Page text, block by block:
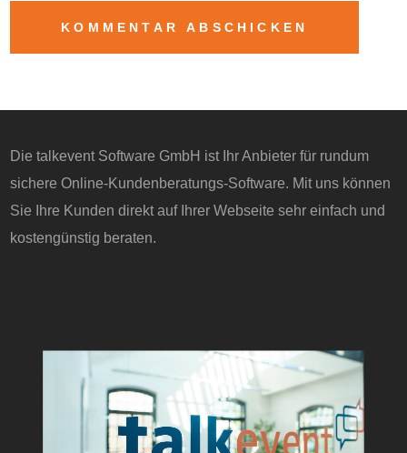
Die talkevent Software GmbH ist Ihr Anbieter für rundum
sichere Online-Kundenberatungs-Software. Mit uns können
Sie Ihre Kunden direkt auf Ihrer Webseite sehr einfach und
kostengünstig beraten.